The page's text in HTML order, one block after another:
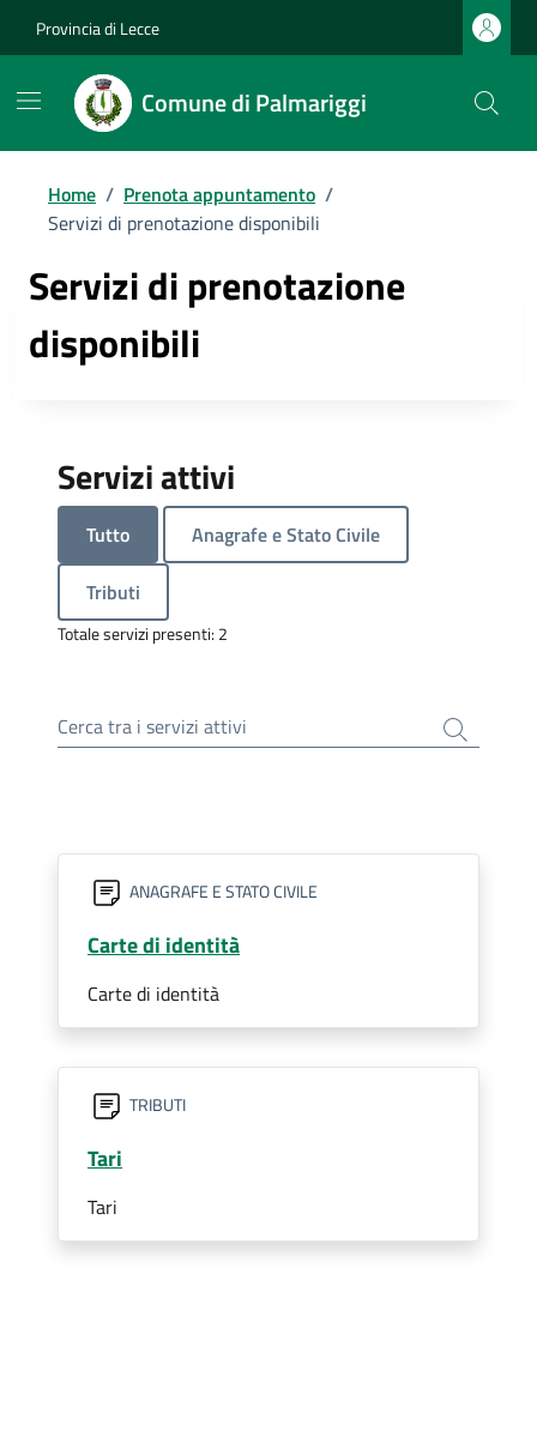
Provincia di Lecce
Comune di Palmariggi
Home / Prenota appuntamento /
Servizi di prenotazione disponibili
Servizi di prenotazione
disponibili
Servizi attivi
Tutto
Anagrafe e Stato Civile
Tributi
Totale servizi presenti: 2
Cerca tra i servizi attivi
ANAGRAFE E STATO CIVILE
Carte di identità
Carte di identità
TRIBUTI
Tari
Tari